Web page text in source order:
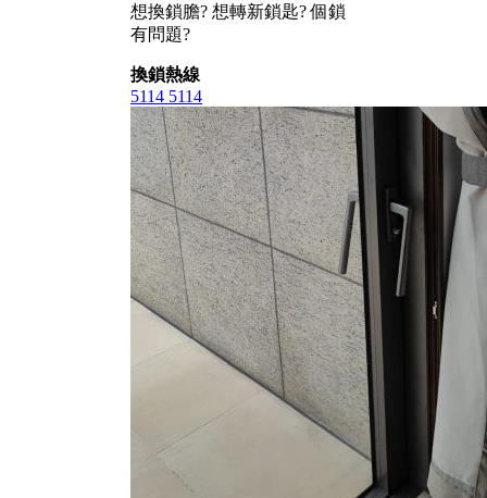
想換鎖膽? 想轉新鎖匙? 個鎖
有問題?
換鎖熱線
5114 5114